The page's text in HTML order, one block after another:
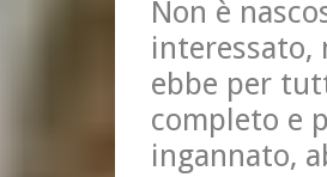
Non è
interessato,
ebbe per
completo e
ingannato,